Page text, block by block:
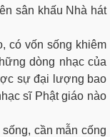
sân khấu Nhà hát
có vốn sống khiêm
dòng nhạc của
sự đại lượng bao
sĩ Phật giáo nào
cần mẫn cống